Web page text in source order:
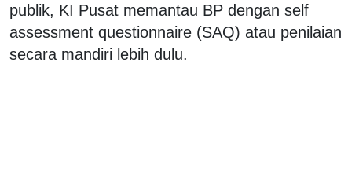
publik, KI Pusat memantau BP dengan self
assessment questionnaire (SAQ) atau penilaian
secara mandiri lebih dulu.